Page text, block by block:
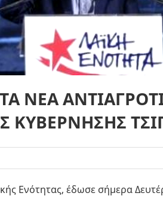
ΝΕΑ
ΚΥΒΕΡΝΗΣΗΣ
Ενότητας, έδωσε σήμερα